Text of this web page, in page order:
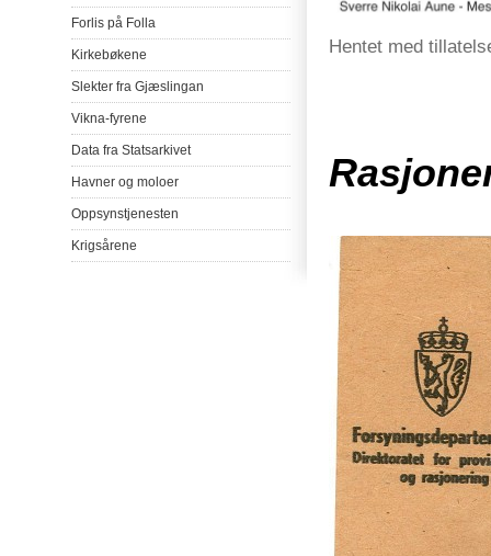
Forlis på Folla
Kirkebøkene
Slekter fra Gjæslingan
Vikna-fyrene
Data fra Statsarkivet
Havner og moloer
Oppsynstjenesten
Krigsårene
Hentet med